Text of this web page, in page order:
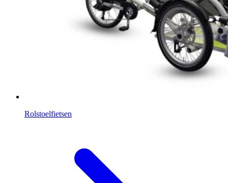
Rolstoelfietsen